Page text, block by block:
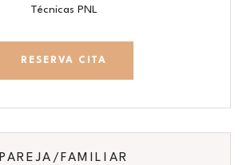
Técnicas PNL
RESERVA CITA
PAREJA/FAMILIAR